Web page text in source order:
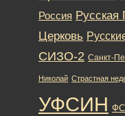
Россия Русская
Церковь
СИЗО-2 Санкт-
Николай Страстная
УФСИН